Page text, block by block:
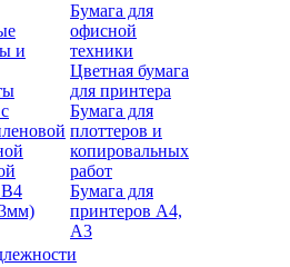
и
Бумага для
офисной
техники
Цветная бумага
для принтера
Бумага для
плоттеров и
копировальных
работ
Бумага для
принтеров А4,
А3